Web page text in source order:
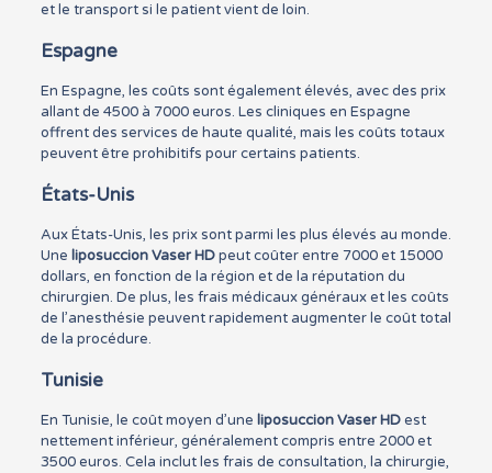
et le transport si le patient vient de loin.
Espagne
En Espagne, les coûts sont également élevés, avec des prix
allant de 4500 à 7000 euros. Les cliniques en Espagne
offrent des services de haute qualité, mais les coûts totaux
peuvent être prohibitifs pour certains patients.
États-Unis
Aux États-Unis, les prix sont parmi les plus élevés au monde.
Une liposuccion Vaser HDpeut coûter entre 7000 et 15000
dollars, en fonction de la région et de la réputation du
chirurgien. De plus, les frais médicaux généraux et les coûts
de l’anesthésie peuvent rapidement augmenter le coût total
de la procédure.
Tunisie
En Tunisie, le coût moyen d’une liposuccion Vaser HDest
nettement inférieur, généralement compris entre 2000 et
3500 euros. Cela inclut les frais de consultation, la chirurgie,